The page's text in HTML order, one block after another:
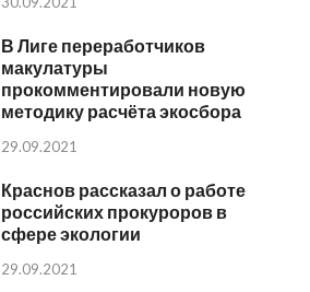
В Лиге переработчиков
макулатуры
прокомментировали новую
методику расчёта экосбора
29.09.2021
Краснов рассказал о работе
российских прокуроров в
сфере экологии
29.09.2021